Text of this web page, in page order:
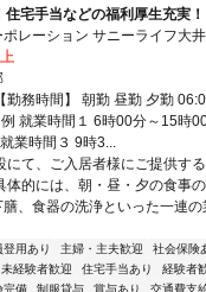
住宅手当などの福利厚生充実
います！
レーション サニーライフ大
勤務時間】 朝勤 昼勤 夕勤
就業時間１ 6時00分～15時
業時間３ 9時3...
にて、ご入居者様にご提供す
体的には、朝・昼・夕の食事
、食器の洗浄といった一連
登用あり 主婦・主夫歓迎 社会保険
未経験者歓迎 住宅手当あり 経験者
完備 制服貸与 賞与あり 交通費支